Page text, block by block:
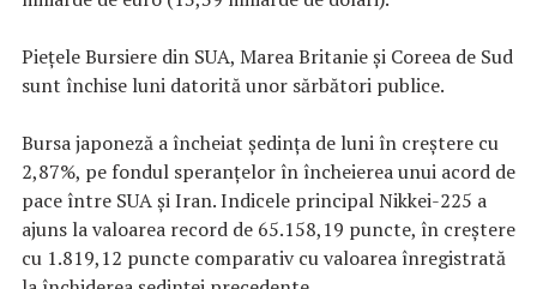
Pieţele Bursiere din SUA, Marea Britanie şi Coreea de Sud
sunt închise luni datorită unor sărbători publice.
Bursa japoneză a încheiat şedinţa de luni în creştere cu
2,87%, pe fondul speranţelor în încheierea unui acord de
pace între SUA şi Iran. Indicele principal Nikkei-225 a
ajuns la valoarea record de 65.158,19 puncte, în creştere
cu 1.819,12 puncte comparativ cu valoarea înregistrată